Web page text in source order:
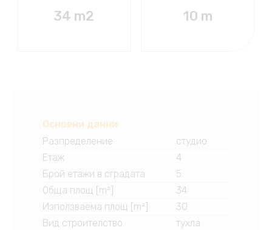
34 m2 10 m
Основни данни
Разпределение
студио
Етаж
4
Брой етажи в сградата
5
Обща площ [m²]
34
Използваема площ [m²]
30
Вид строителство
тухла